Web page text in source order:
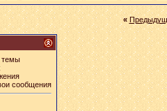
«
темы
сообщения